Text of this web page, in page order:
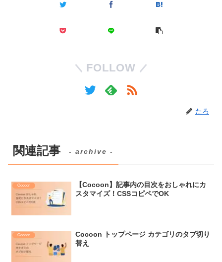
FOLLOW
たろ
関連記事 - archive -
Cocoon
【Cocoon】記事内の目次をおしゃれにカ
スタマイズ！CSSコピペでOK
Cocoon
Cocoon トップページ カテゴリのタブ切り
替え